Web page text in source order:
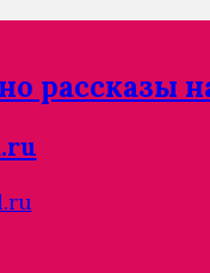
рассказы